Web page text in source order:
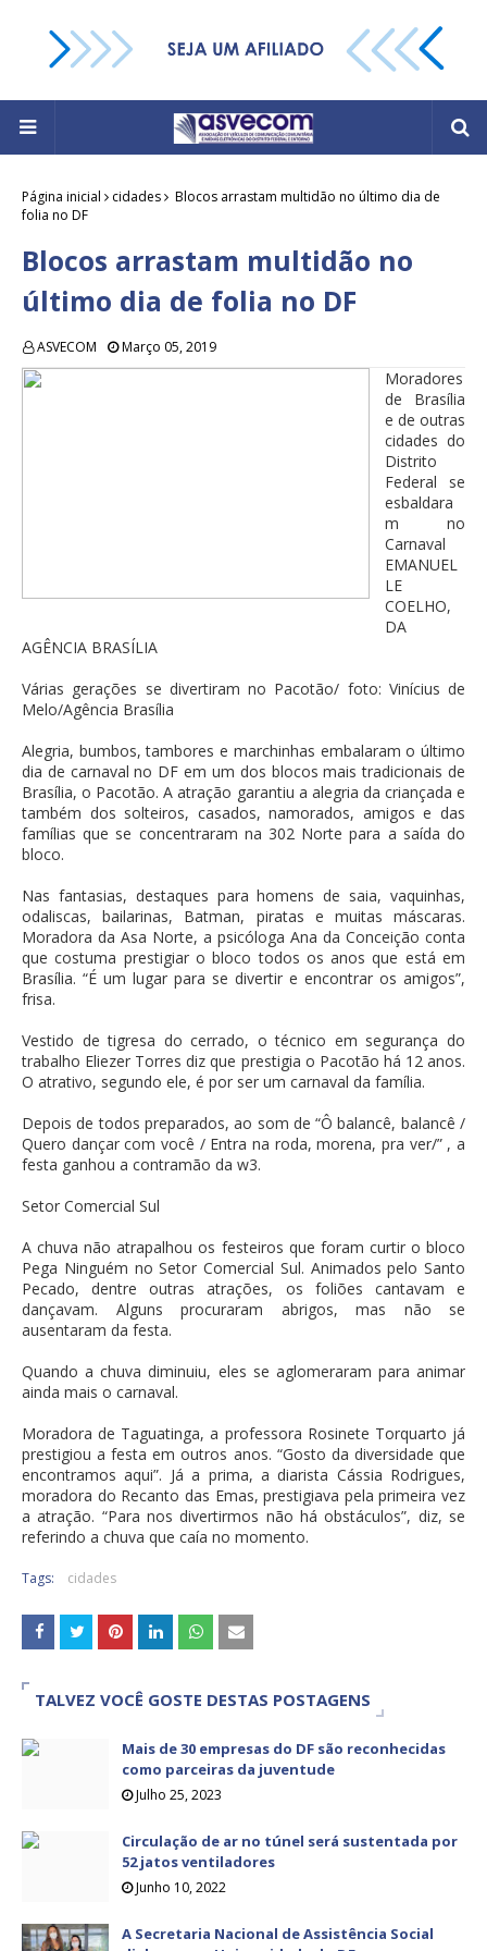
Página inicial cidades
Blocos arrastam multidão no último dia de
folia no DF
Blocos arrastam multidão no
último dia de folia no DF
ASVECOM Março 05, 2019
Moradores
de Brasília
e de outras
cidades do
Distrito
Federal se
esbaldara
m no
Carnaval
EMANUEL
LE
COELHO,
DA
AGÊNCIA BRASÍLIA
Várias gerações se divertiram no Pacotão/ foto: Vinícius de
Melo/Agência Brasília
Alegria, bumbos, tambores e marchinhas embalaram o último
dia de carnaval no DF em um dos blocos mais tradicionais de
Brasília, o Pacotão. A atração garantiu a alegria da criançada e
também dos solteiros, casados, namorados, amigos e das
famílias que se concentraram na 302 Norte para a saída do
bloco.
Nas fantasias, destaques para homens de saia, vaquinhas,
odaliscas, bailarinas, Batman, piratas e muitas máscaras.
Moradora da Asa Norte, a psicóloga Ana da Conceição conta
que costuma prestigiar o bloco todos os anos que está em
Brasília. “É um lugar para se divertir e encontrar os amigos”,
frisa.
Vestido de tigresa do cerrado, o técnico em segurança do
trabalho Eliezer Torres diz que prestigia o Pacotão há 12 anos.
O atrativo, segundo ele, é por ser um carnaval da família.
Depois de todos preparados, ao som de “Ô balancê, balancê /
Quero dançar com você / Entra na roda, morena, pra ver/” , a
festa ganhou a contramão da w3.
Setor Comercial Sul
A chuva não atrapalhou os festeiros que foram curtir o bloco
Pega Ninguém no Setor Comercial Sul. Animados pelo Santo
Pecado, dentre outras atrações, os foliões cantavam e
dançavam. Alguns procuraram abrigos, mas não se
ausentaram da festa.
Quando a chuva diminuiu, eles se aglomeraram para animar
ainda mais o carnaval.
Moradora de Taguatinga, a professora Rosinete Torquarto já
prestigiou a festa em outros anos. “Gosto da diversidade que
encontramos aqui”. Já a prima, a diarista Cássia Rodrigues,
moradora do Recanto das Emas, prestigiava pela primeira vez
a atração. “Para nos divertirmos não há obstáculos”, diz, se
referindo a chuva que caía no momento.
Tags: cidades
TALVEZ VOCÊ GOSTE DESTAS POSTAGENS
Mais de 30 empresas do DF são reconhecidas
como parceiras da juventude
Julho 25, 2023
Circulação de ar no túnel será sustentada por
52 jatos ventiladores
Junho 10, 2022
A Secretaria Nacional de Assistência Social